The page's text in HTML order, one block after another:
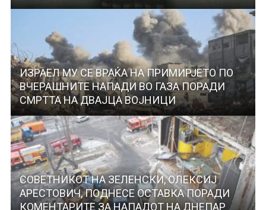
ИЗРАЕЛ МУ СЕ ВРАЌА НА ПРИМИРЈЕТО ПО
ВЧЕРАШНИТЕ НАПАДИ ВО ГАЗА ПОРАДИ
СМРТТА НА ДВАЈЦА ВОЈНИЦИ
СОВЕТНИКОТ НА ЗЕЛЕНСКИ, ОЛЕКСИЈ
АРЕСТОВИЧ, ПОДНЕСЕ ОСТАВКА ПОРАДИ
КОМЕНТАРИТЕ ЗА НАПАДОТ НА ДНЕПАР